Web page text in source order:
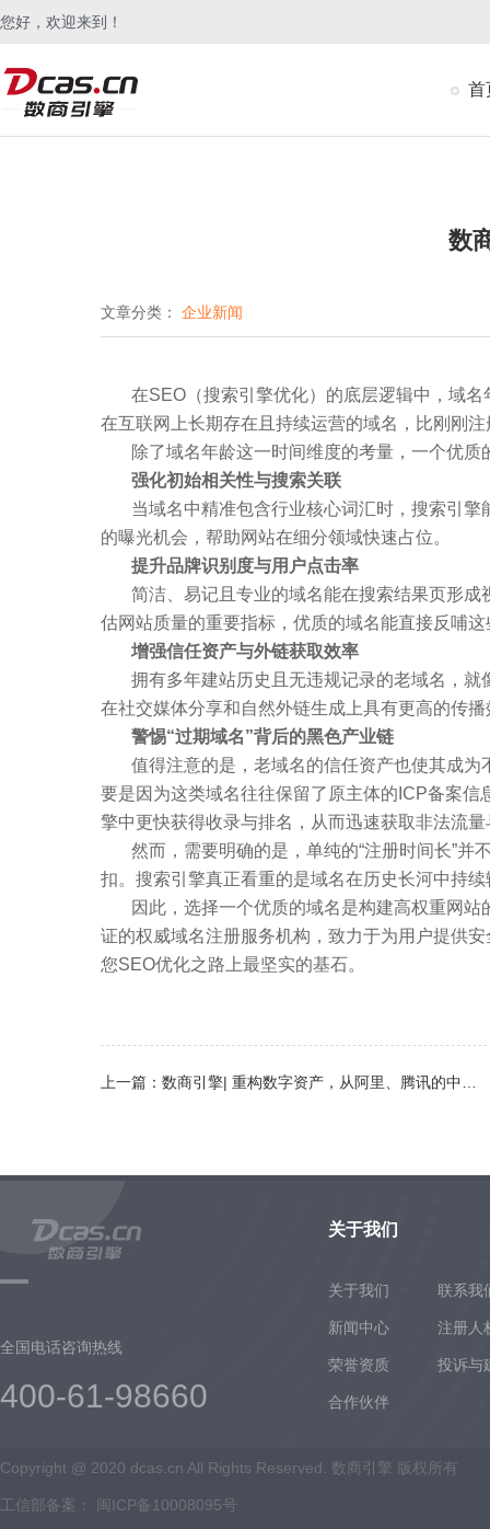
您好，欢迎来到！
首
数
文章分类： 企业新闻
在SEO （搜索引擎优化）的底层逻辑中，域
在互联网上长期存在且持续运营的域名，比刚刚
除了域名年龄这一时间维度的考量，一个优质
强化初始相关性与搜索关联
当域名中精准包含行业核心词汇时，搜索引
的曝光机会，帮助网站在细分领域快速占位。
提升品牌识别度与用户点击率
简洁、易记且专业的域名能在搜索结果页形
估网站质量的重要指标，优质的域名能直接反哺
增强信任资产与外链获取效率
拥有多年建站历史且无违规记录的老域名，
在社交媒体分享和自然外链生成上具有更高的传
警惕“过期域名”背后的黑色产业链
值得注意的是，老域名的信任资产也使其成
要是因为这类域名往往保留了原主体的 ICP备案信
擎中更快获得收录与排名，从而迅速获取非法流
然而，需要明确的是，单纯的“注册时间长”并
扣。搜索引擎真正看重的是域名在历史长河中持
因此，选择一个优质的域名是构建高权重网
证的权威域名注册服务机构，致力于为用户提供
您SEO优化之路上最坚实的基石。
全国电话咨询热线
400-61-98660
关于我们
关于我们 联系我
新闻中心 注册人
荣誉资质 投诉与
合作伙伴
Copyright @ 2020 dcas.cn All Rights Reserved. 数商引擎 版权所有
工信部备案： 闽ICP备10008095号